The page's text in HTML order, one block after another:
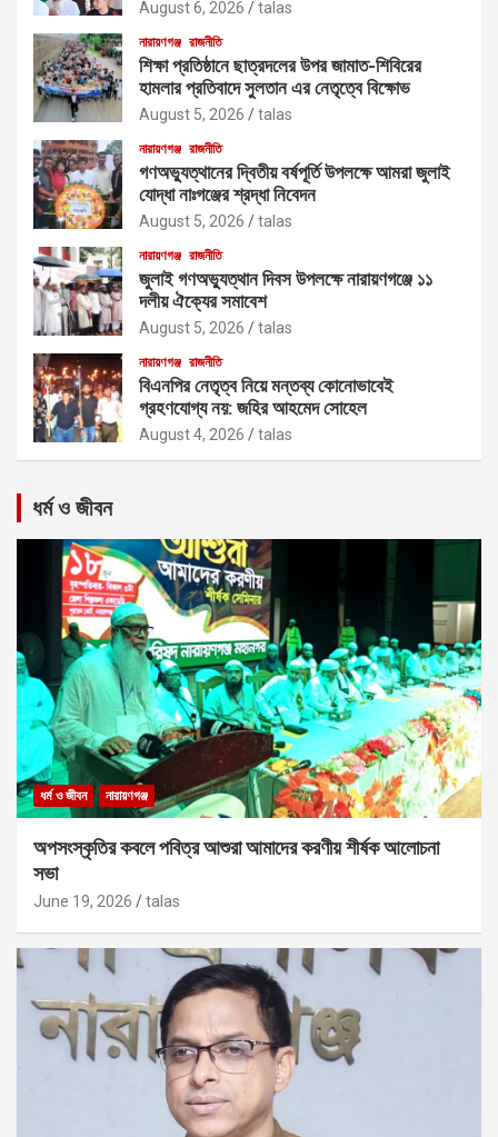
August 6, 2026 talas
নারায়ণগঞ্জ রাজনীতি
শিক্ষা প্রতিষ্ঠানে ছাত্রদলের উপর জামাত-শিবিরের
হামলার প্রতিবাদে সুলতান এর নেতৃত্বে বিক্ষোভ
August 5, 2026 talas
নারায়ণগঞ্জ রাজনীতি
গণঅভ্যুত্থানের দ্বিতীয় বর্ষপূর্তি উপলক্ষে আমরা জুলাই
যোদ্ধা নাঃগঞ্জের শ্রদ্ধা নিবেদন
August 5, 2026 talas
নারায়ণগঞ্জ রাজনীতি
জুলাই গণঅভ্যুত্থান দিবস উপলক্ষে নারায়ণগঞ্জে ১১
দলীয় ঐক্যের সমাবেশ
August 5, 2026 talas
নারায়ণগঞ্জ রাজনীতি
বিএনপির নেতৃত্ব নিয়ে মন্তব্য কোনোভাবেই
গ্রহণযোগ্য নয়: জহির আহমেদ সোহেল
August 4, 2026 talas
ধর্ম ও জীবন
ধর্ম ও জীবন নারায়ণগঞ্জ
অপসংস্কৃতির কবলে পবিত্র আশুরা আমাদের করণীয় শীর্ষক আলোচনা
সভা
June 19, 2026 talas